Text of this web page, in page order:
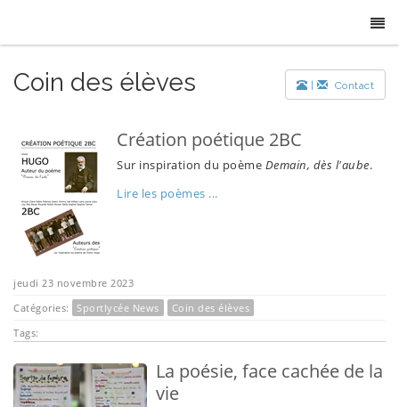
Coin des élèves Contact
Création poétique 2BC
Sur inspiration du poème Demain, dès l'aube.
Lire les poèmes ...
jeudi 23 novembre 2023
Catégories:
Sportlycée News
Coin des élèves
Tags:
La poésie, face cachée de la
vie